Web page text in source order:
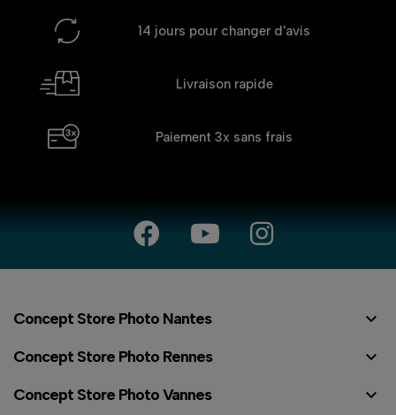
14 jours pour changer d'avis
Livraison rapide
Paiement 3x sans frais
Concept Store Photo Nantes 
Concept Store Photo Rennes 
Concept Store Photo Vannes 